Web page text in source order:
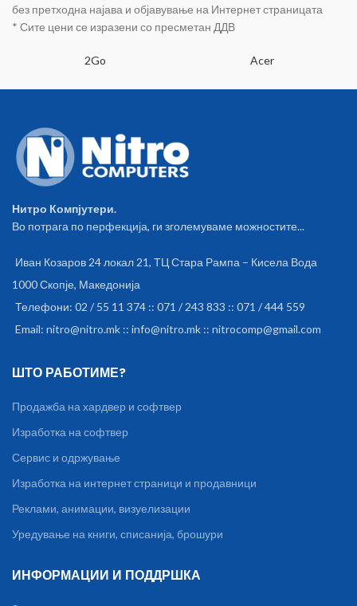
без претходна најава и објавување на Интернет страницата
* Сите цени се изразени со пресметан ДДВ
2Go Acer
Нитро Компјутери.
Во потрага по перфекција, ги зголемуваме можностите...
Иван Козаров 24 локал 21, ТЦ Стара Рампа – Кисела Вода
1000 Скопје, Македонија
Телефони: 02 / 55 11 374 :: 071 / 243 833 :: 071 / 444 559
Email: nitro@nitro.mk :: info@nitro.mk :: nitrocomp@gmail.com
ШТО РАБОТИМЕ?
Продажба на хардвер и софтвер
Изработка на софтвер
Сервис и одржување
Изработка на интернет страници и продавници
Реклами, анимации, визуелизации
Уредување на книги, списанија, брошури
ИНФОРМАЦИИ И ПОДДРШКА